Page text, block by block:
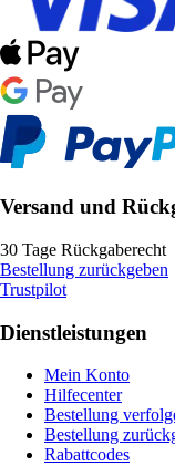
Versand und
30 Tage Rückgaberecht
Bestellung zurückgeben
Trustpilot
Dienstleistungen
Mein Konto
Hilfecenter
Bestellung
Bestellung
Rabattcodes